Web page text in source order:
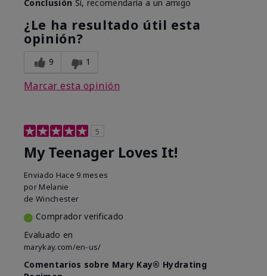
Conclusión Sí, recomendaría a un amigo
¿Le ha resultado útil esta
opinión?
9 1
Marcar esta opinión
5
My Teenager Loves It!
Enviado Hace 9 meses
por Melanie
de Winchester
Comprador verificado
Evaluado en
marykay.com/en-us/
Comentarios sobre Mary Kay® Hydrating